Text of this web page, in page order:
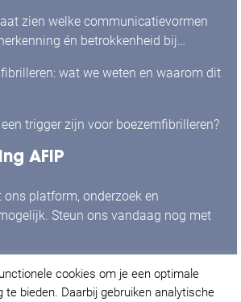
zien welke communicatievormen
én betrokkenheid bij
wat we weten en waarom dit
trigger zijn voor boezemfibrilleren?
AFIP
platform, onderzoek en
Steun ons vandaag nog met
graag!
cookies om je een optimale
te bieden. Daarbij gebruiken analytische